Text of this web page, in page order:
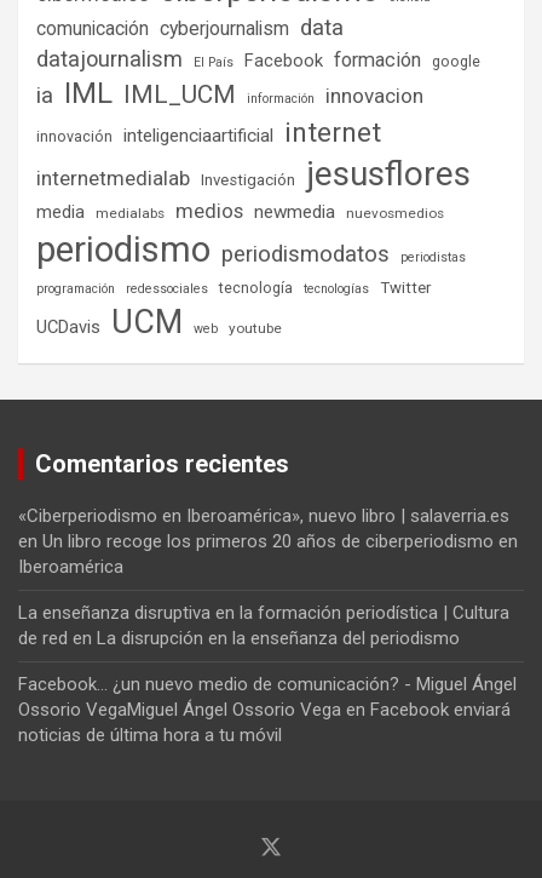
comunicación cyberjournalism data
datajournalism El País Facebook formación google
ia IML IML_UCM información innovacion
innovación inteligenciaartificial internet
internetmedialab Investigación jesusflores
media medialabs medios newmedia nuevosmedios
periodismo periodismodatos
periodistas
programación
redessociales tecnología tecnologías Twitter
UCDavis UCM web youtube
Comentarios recientes
«Ciberperiodismo en Iberoamérica», nuevo libro | salaverria.es
en Un libro recoge los primeros 20 años de ciberperiodismo en
Iberoamérica
La enseñanza disruptiva en la formación periodística | Cultura
de red en La disrupción en la enseñanza del periodismo
Facebook... ¿un nuevo medio de comunicación? - Miguel Ángel
Ossorio VegaMiguel Ángel Ossorio Vega en Facebook enviará
noticias de última hora a tu móvil